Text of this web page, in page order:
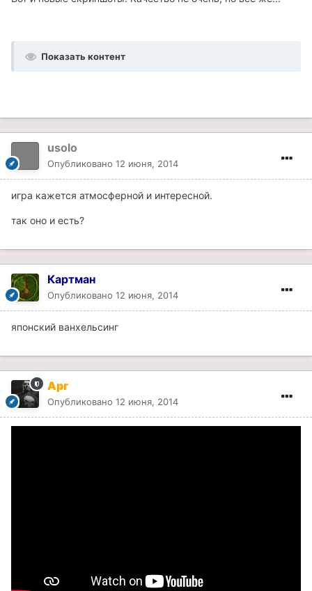
Показать контент
usolo
Опубликовано 12 июня, 2014
игра кажется атмосферной и интересной.
так оно и есть?
Картман
Опубликовано 12 июня, 2014
японский ванхельсинг
Арг
Опубликовано 12 июня, 2014